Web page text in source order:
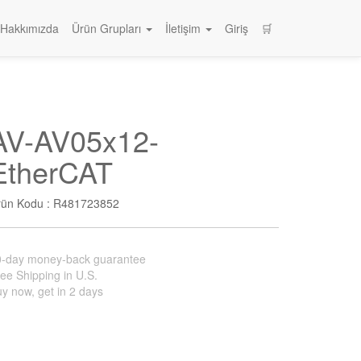
Hakkımızda Ürün Grupları İletişim Giriş 🛒
AV05x12-
Kodu : R481723852
day money-back guarantee
Shipping in U.S.
now, get in 2 days